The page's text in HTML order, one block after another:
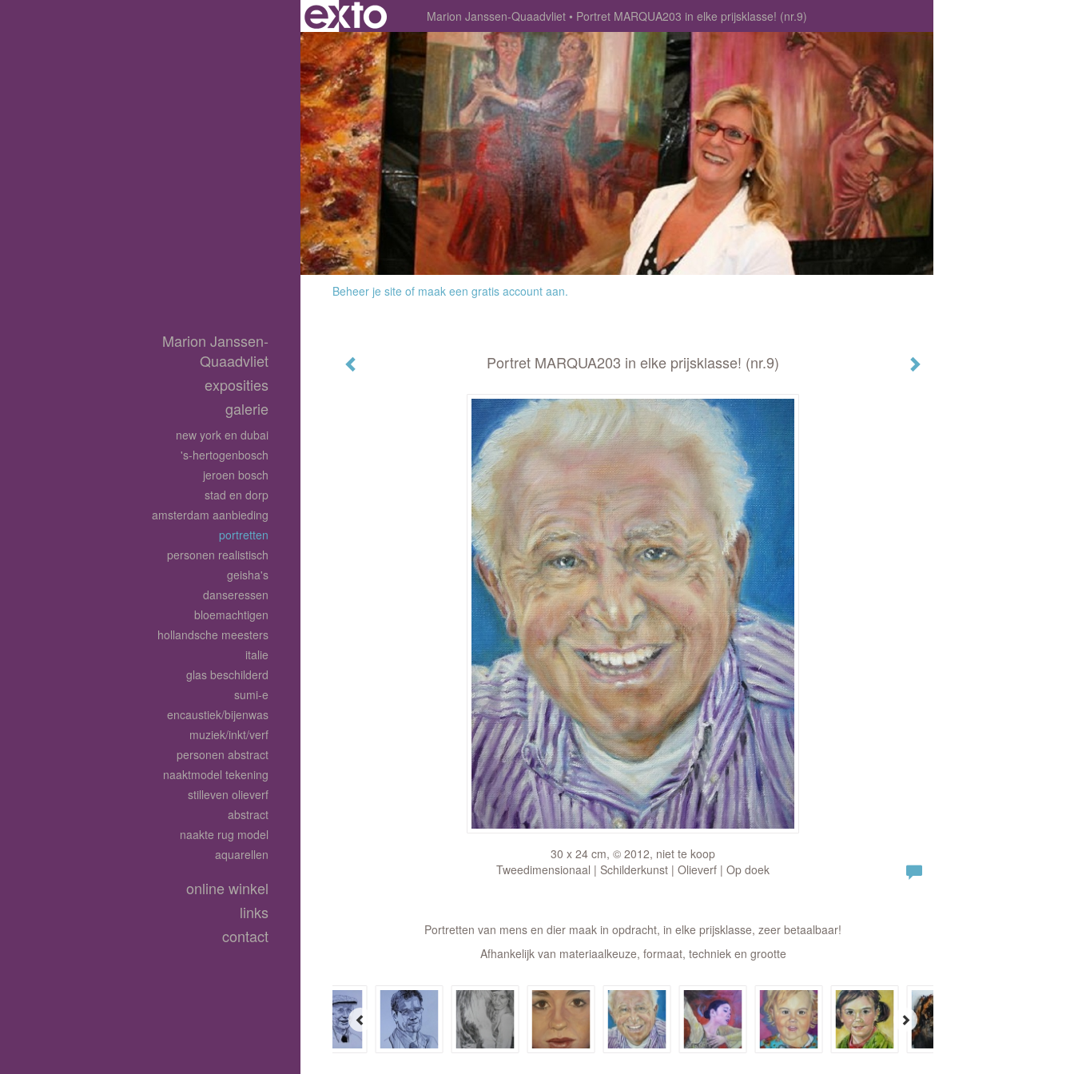
Marion Janssen-Quaadvliet Portret MARQUA203 in elke prijsklasse! (nr.9)
Beheer je site of maak een gratis account aan.
Portret MARQUA203 in elke prijsklasse! (nr.9)
30 x 24 cm, © 2012, niet te koop
Tweedimensionaal | Schilderkunst | Olieverf | Op doek
Portretten van mens en dier maak in opdracht, in elke prijsklasse, zeer betaalbaar!
Afhankelijk van materiaalkeuze, formaat, techniek en grootte
Marion Janssen-
Quaadvliet
exposities
galerie
new york en dubai
's-hertogenbosch
jeroen bosch
stad en dorp
amsterdam aanbieding
portretten
personen realistisch
geisha's
danseressen
bloemachtigen
hollandsche meesters
italie
glas beschilderd
sumi-e
encaustiek/bijenwas
muziek/inkt/verf
personen abstract
naaktmodel tekening
stilleven olieverf
abstract
naakte rug model
aquarellen
online winkel
links
contact